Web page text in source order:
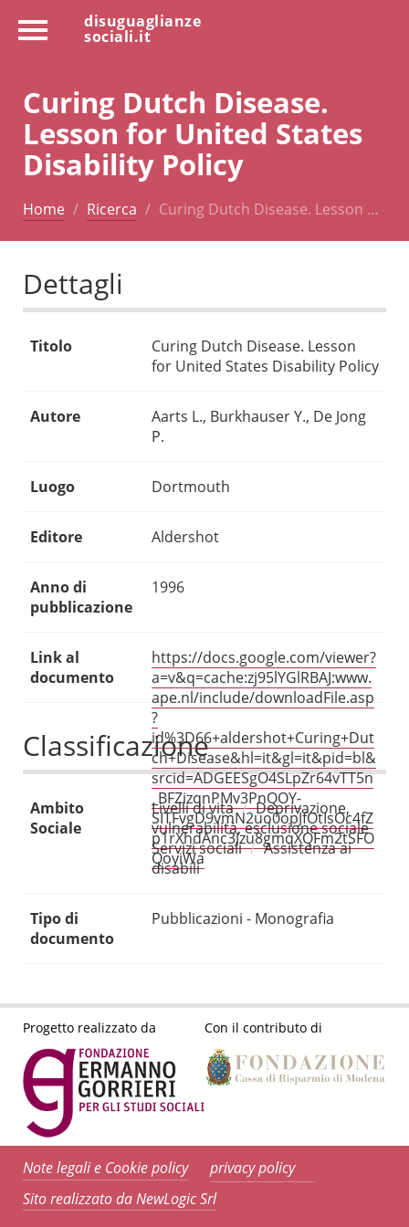
disuguaglianze
sociali.it
Curing Dutch Disease.
Lesson for United States
Disability Policy
Home Ricerca Curing Dutch Disease. Lesson …
Dettagli
Titolo
Curing Dutch Disease. Lesson
for United States Disability Policy
Autore
Aarts L., Burkhauser Y., De Jong
P.
Luogo Dortmouth
Editore Aldershot
Anno di
pubblicazione
1996
Link al
documento
https://docs.google.com/viewer?
a=v&q=cache:zj95lYGlRBAJ:www.
ape.nl/include/downloadFile.asp
?
id%3D66+aldershot+Curing+Dut
ch+Disease&hl=it&gl=it&pid=bl&
srcid=ADGEESgO4SLpZr64vTT5n
_BFZizqnPMv3PnQOY-
SITFvgD9vmN2uo0opJfOtIsOc4fZ
p1rXhdAnc3Jzu8gmqXQFm2tSFO
QoyiWa
Classificazione
Ambito
Sociale
Livelli di vita
Deprivazione,
vulnerabilità, esclusione sociale
Servizi sociali
Assistenza ai
disabili
Tipo di
documento
Pubblicazioni - Monografia
Progetto realizzato da Con il contributo di
Note legali e Cookie policy
privacy policy
Sito realizzato da NewLogic Srl